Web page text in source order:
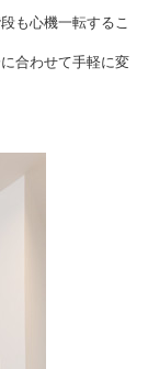
も心機一転するこ
合わせて手軽に変